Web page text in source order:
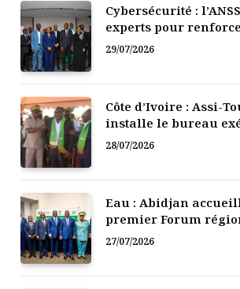
Cybersécurité :
experts pour
numérique de la Côte
29/07/2026
Côte d’Ivoire : Assi-
installe le bureau
mutuelle de
28/07/2026
Eau : Abidjan
premier Forum
l’Afrique de l’Ouest
27/07/2026